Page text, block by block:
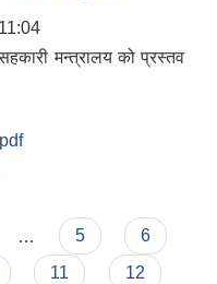
मन्त्रालय को प्रस्तव
सम्बन्धि सुचना ।
5
6
11
12